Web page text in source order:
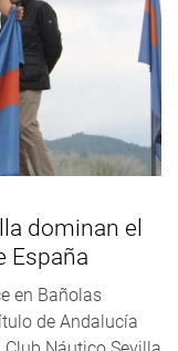
dominan el
España
en Bañolas
de Andalucía